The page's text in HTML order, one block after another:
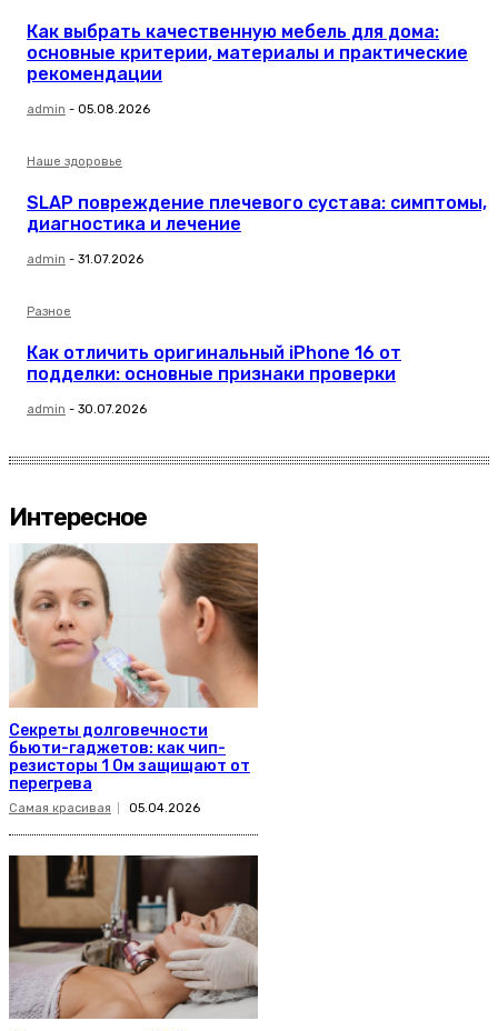
Как выбрать качественную мебель для дома:
основные критерии, материалы и практические
рекомендации
admin - 05.08.2026
Наше здоровье
SLAP повреждение плечевого сустава: симптомы,
диагностика и лечение
admin - 31.07.2026
Разное
Как отличить оригинальный iPhone 16 от
подделки: основные признаки проверки
admin - 30.07.2026
Интересное
Секреты долговечности
бьюти-гаджетов: как чип-
резисторы 1 Ом защищают от
перегрева
Самая красивая 05.04.2026